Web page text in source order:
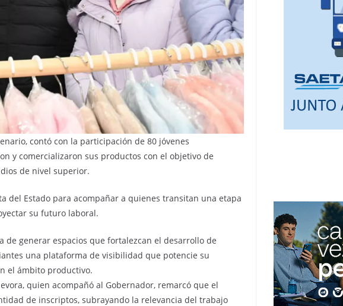
contó con la participación de 80 jóvenes
y comercializaron sus productos con el objetivo de
de nivel superior.
del Estado para acompañar a quienes transitan una etapa
su futuro laboral.
generar espacios que fortalezcan el desarrollo de
una plataforma de visibilidad que potencie su
el ámbito productivo.
quien acompañó al Gobernador, remarcó que el
de inscriptos, subrayando la relevancia del trabajo